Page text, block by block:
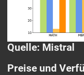
Quelle: Mistral
Preise und